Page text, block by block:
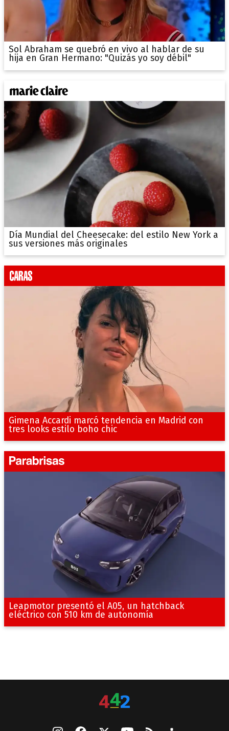
Sol Abraham se quebró en vivo al hablar de su
hija en Gran Hermano: "Quizás yo soy débil"
Día Mundial del Cheesecake: del estilo New York a
sus versiones más originales
Gimena Accardi marcó tendencia en Madrid con
tres looks estilo boho chic
Leapmotor presentó el A05, un hatchback
eléctrico con 510 km de autonomía